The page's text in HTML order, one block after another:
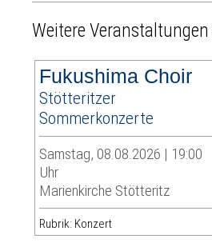
Weitere
Fukushima Choir
Stötteritzer
Sommerkonzerte
Samstag, 08.08.2026 | 19:00
Uhr
Marienkirche Stötteritz
Rubrik: Konzert